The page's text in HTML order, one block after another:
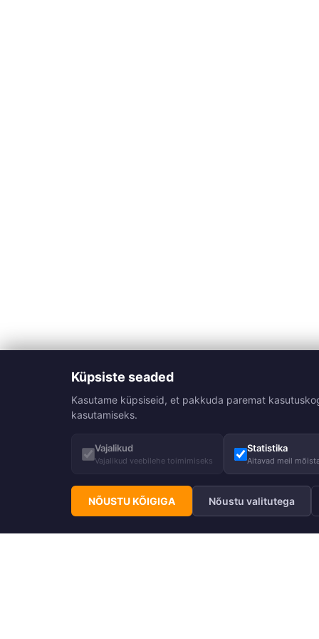
Küpsiste seaded
Kasutame küpsiseid, et pakkuda paremat
kasutamiseks.
Vajalikud
Vajalikud veebilehe toimimiseks
Statistika
Aitavad meil
NÕUSTU KÕIGIGA Nõustu valitutega